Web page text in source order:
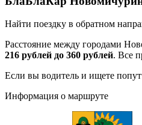
Найти поездку в обратном
Расстояние между городами
216 рублей до 360 рублей. Все
Если вы водитель и ищете
Информация о маршруте